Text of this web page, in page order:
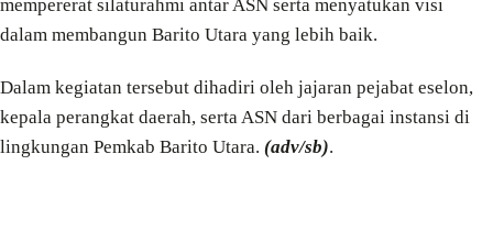
mempererat silaturahmi antar ASN serta menyatukan visi
dalam membangun Barito Utara yang lebih baik.
Dalam kegiatan tersebut dihadiri oleh jajaran pejabat eselon,
kepala perangkat daerah, serta ASN dari berbagai instansi di
lingkungan Pemkab Barito Utara. (adv/sb).